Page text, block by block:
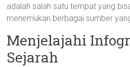
adalah salah satu tempat yang
menemukan berbagai sumber
Menjelajahi
Sejarah